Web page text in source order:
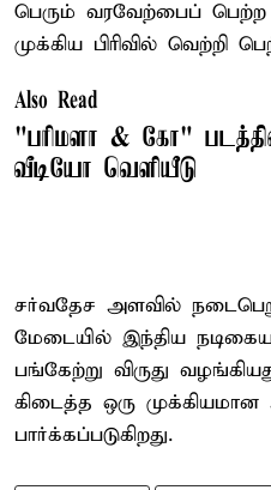
பெரும் வரவேற்பைப்
முக்கிய பிரிவில் வெற்றி
Also Read
"பரிமளா & கோ"
வீடியோ வெளியீடு
சர்வதேச அளவில்
மேடையில் இந்திய
பங்கேற்று விருது
கிடைத்த ஒரு
பார்க்கப்படுகிறது.